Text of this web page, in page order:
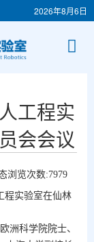
2026年8月6日
工程实
会会议
浏览次数:7979
程实验室在仙林
洲科学院院士、